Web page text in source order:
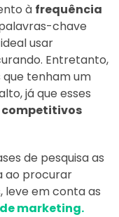
à frequência
chave
usar
Entretanto,
tenham um
já que esses
competitivos
de pesquisa as
ao procurar
leve em conta as
marketing.